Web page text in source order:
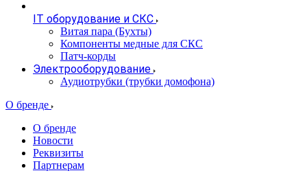
IT оборудование и СКС
Витая пара (Бухты)
Компоненты медные для СКС
Патч-корды
Электрооборудование
Аудиотрубки (трубки домофона)
О бренде
О бренде
Новости
Реквизиты
Партнерам